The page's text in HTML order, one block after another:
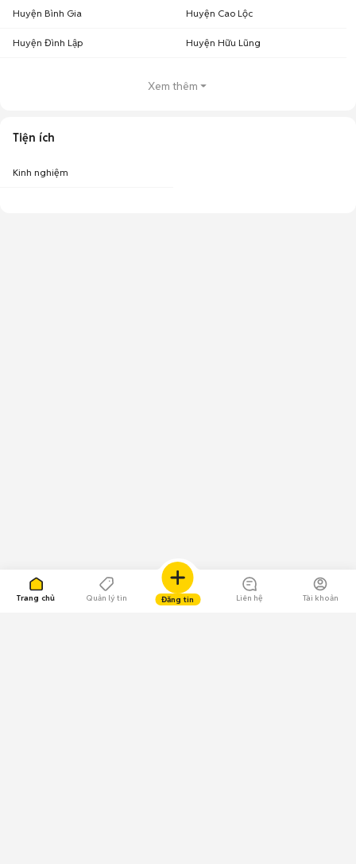
Trang chủ Quản lý tin Đăng tin Liên hệ Tài khoản
Huyện Bình Gia Huyện Cao Lộc
Huyện Đình Lập Huyện Hữu Lũng
Xem thêm
Tiện ích
Kinh nghiệm